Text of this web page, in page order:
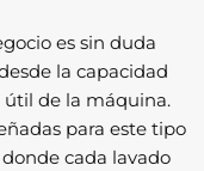
es sin duda
la capacidad
útil de la máquina.
para este tipo
cada lavado